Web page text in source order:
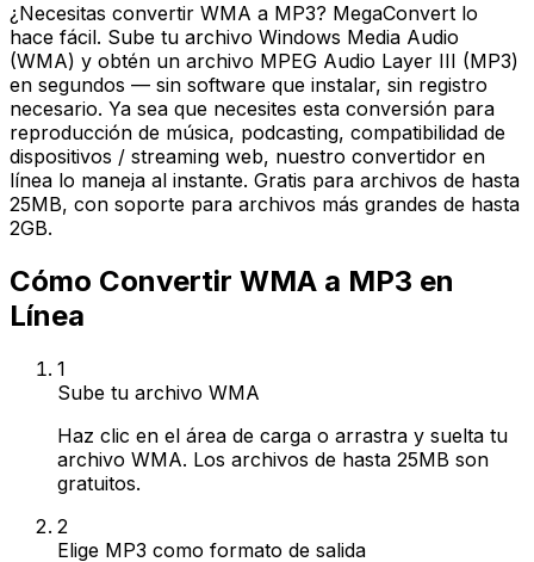
¿Necesitas convertir WMA a MP3? MegaConvert lo
hace fácil. Sube tu archivo Windows Media Audio
(WMA) y obtén un archivo MPEG Audio Layer III (MP3)
en segundos — sin software que instalar, sin registro
necesario. Ya sea que necesites esta conversión para
reproducción de música, podcasting, compatibilidad de
dispositivos / streaming web, nuestro convertidor en
línea lo maneja al instante. Gratis para archivos de hasta
25MB, con soporte para archivos más grandes de hasta
2GB.
Cómo Convertir WMA a MP3 en
Línea
1
Sube tu archivo WMA
Haz clic en el área de carga o arrastra y suelta tu
archivo WMA. Los archivos de hasta 25MB son
gratuitos.
2
Elige MP3 como formato de salida